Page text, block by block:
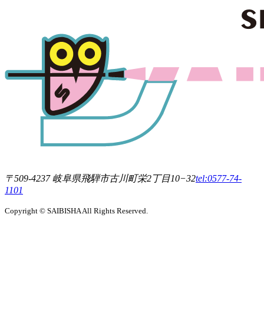
〒509-4237 岐阜県飛騨市古川町栄2丁目10−32tel:0577-74-
1101
Copyright © SAIBISHA All Rights Reserved.